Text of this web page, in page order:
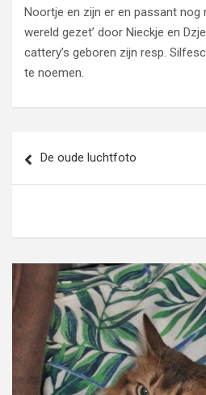
Noortje en zijn er en passant nog
wereld gezet’ door Nieckje en
cattery’s geboren zijn resp.
te noemen.
navigatie
De oude luchtfoto